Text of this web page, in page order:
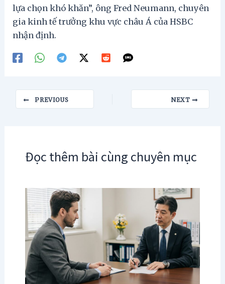
lựa chọn khó khăn”, ông Fred Neumann, chuyên
gia kinh tế trưởng khu vực châu Á của HSBC
nhận định.
navigation
PREVIOUS NEXT
Đọc thêm bài cùng chuyên mục